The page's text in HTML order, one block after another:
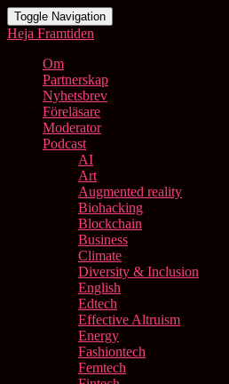
Toggle Navigation
Heja Framtiden
Om
Partnerskap
Nyhetsbrev
Föreläsare
Moderator
Podcast
AI
Art
Augmented reality
Biohacking
Blockchain
Business
Climate
Diversity & Inclusion
English
Edtech
Effective Altruism
Energy
Fashiontech
Femtech